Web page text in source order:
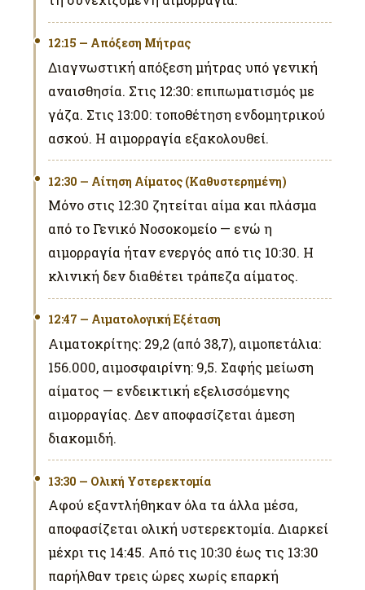
12:15 — Απόξεση Μήτρας
Διαγνωστική απόξεση μήτρας υπό γενική
αναισθησία. Στις 12:30: επιπωματισμός με
γάζα. Στις 13:00: τοποθέτηση ενδομητρικού
ασκού. Η αιμορραγία εξακολουθεί.
12:30 — Αίτηση Αίματος (Καθυστερημένη)
Μόνο στις 12:30 ζητείται αίμα και πλάσμα
από το Γενικό Νοσοκομείο — ενώ η
αιμορραγία ήταν ενεργός από τις 10:30. Η
κλινική δεν διαθέτει τράπεζα αίματος.
12:47 — Αιματολογική Εξέταση
Αιματοκρίτης: 29,2 (από 38,7), αιμοπετάλια:
156.000, αιμοσφαιρίνη: 9,5. Σαφής μείωση
αίματος — ενδεικτική εξελισσόμενης
αιμορραγίας. Δεν αποφασίζεται άμεση
διακομιδή.
13:30 — Ολική Υστερεκτομία
Αφού εξαντλήθηκαν όλα τα άλλα μέσα,
αποφασίζεται ολική υστερεκτομία. Διαρκεί
μέχρι τις 14:45. Από τις 10:30 έως τις 13:30
παρήλθαν τρεις ώρες χωρίς επαρκή